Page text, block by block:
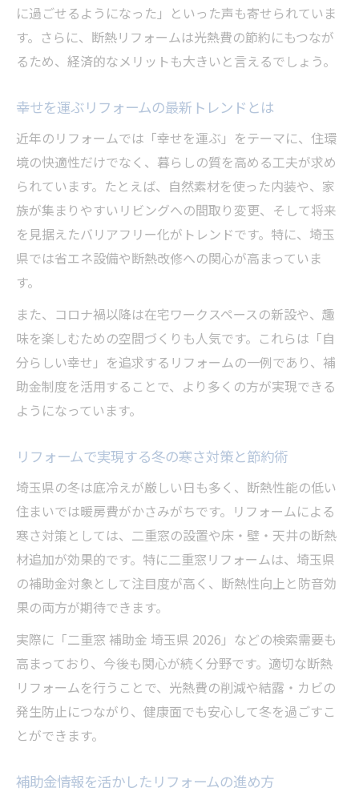
戦略
自己負担を抑えるためのリフォーム計画術
信頼できるリフォーム会社の選び方と注意
リフォームで後悔しないための事前準備と
は
補助金併用で実現する安心リフォームの流
れ
毎日が豊かになるリフォームの実践ヒント
リフォームで暮らしの質が上がる実践アイ
ト
幸せを運ぶリフォーム後の住環境改善例
リフォーム後の満足度を高める使い方のコ
ト
に過ごせるようになった」といった声も寄せられていま
す。さらに、断熱リフォームは光熱費の節約にもつなが
るため、経済的なメリットも大きいと言えるでしょう。
幸せを運ぶリフォームの最新トレンドとは
近年のリフォームでは「幸せを運ぶ」をテーマに、住環
境の快適性だけでなく、暮らしの質を高める工夫が求め
られています。たとえば、自然素材を使った内装や、家
族が集まりやすいリビングへの間取り変更、そして将来
を見据えたバリアフリー化がトレンドです。特に、埼玉
県では省エネ設備や断熱改修への関心が高まっていま
す。
また、コロナ禍以降は在宅ワークスペースの新設や、趣
味を楽しむための空間づくりも人気です。これらは「自
分らしい幸せ」を追求するリフォームの一例であり、補
助金制度を活用することで、より多くの方が実現できる
ようになっています。
リフォームで実現する冬の寒さ対策と節約術
埼玉県の冬は底冷えが厳しい日も多く、断熱性能の低い
住まいでは暖房費がかさみがちです。リフォームによる
寒さ対策としては、二重窓の設置や床・壁・天井の断熱
材追加が効果的です。特に二重窓リフォームは、埼玉県
の補助金対象として注目度が高く、断熱性向上と防音効
果の両方が期待できます。
実際に「二重窓 補助金 埼玉県 2026」などの検索需要も
高まっており、今後も関心が続く分野です。適切な断熱
リフォームを行うことで、光熱費の削減や結露・カビの
発生防止につながり、健康面でも安心して冬を過ごすこ
とができます。
補助金情報を活かしたリフォームの進め方